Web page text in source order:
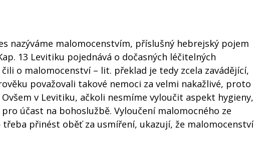
nazýváme malomocenstvím, příslušný hebrejský pojem
13 Levitiku pojednává o dočasných léčitelných
o malomocenství – lit. překlad je tedy zcela zavádějící,
považovali takové nemoci za velmi nakažlivé, proto
v Levitiku, ačkoli nesmíme vyloučit aspekt hygieny,
účast na bohoslužbě. Vyloučení malomocného ze
přinést oběť za usmíření, ukazují, že malomocenství